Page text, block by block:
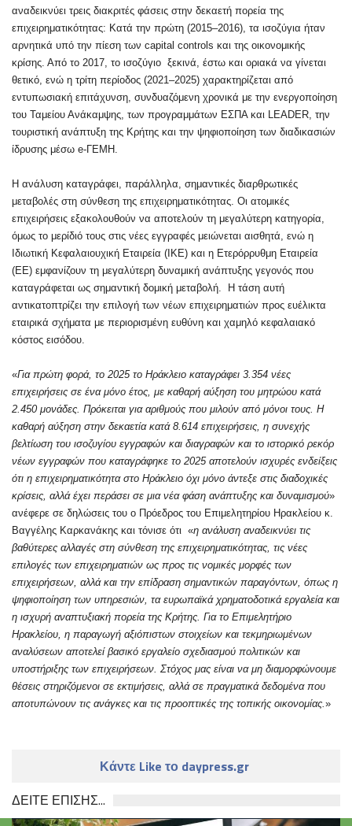
αναδεικνύει τρεις διακριτές φάσεις στην δεκαετή πορεία της
επιχειρηματικότητας: Κατά την πρώτη (2015–2016), τα ισοζύγια ήταν
αρνητικά υπό την πίεση των capital controls και της οικονομικής
κρίσης. Από το 2017, το ισοζύγιο ξεκινά, έστω και οριακά να γίνεται
θετικό, ενώ η τρίτη περίοδος (2021–2025) χαρακτηρίζεται από
εντυπωσιακή επιτάχυνση, συνδυαζόμενη χρονικά με την ενεργοποίηση
του Ταμείου Ανάκαμψης, των προγραμμάτων ΕΣΠΑ και LEADER, την
τουριστική ανάπτυξη της Κρήτης και την ψηφιοποίηση των διαδικασιών
ίδρυσης μέσω e-ΓΕΜΗ.
Η ανάλυση καταγράφει, παράλληλα, σημαντικές διαρθρωτικές
μεταβολές στη σύνθεση της επιχειρηματικότητας. Οι ατομικές
επιχειρήσεις εξακολουθούν να αποτελούν τη μεγαλύτερη κατηγορία,
όμως το μερίδιό τους στις νέες εγγραφές μειώνεται αισθητά, ενώ η
Ιδιωτική Κεφαλαιουχική Εταιρεία (ΙΚΕ) και η Ετερόρρυθμη Εταιρεία
(ΕΕ) εμφανίζουν τη μεγαλύτερη δυναμική ανάπτυξης γεγονός που
καταγράφεται ως σημαντική δομική μεταβολή. Η τάση αυτή
αντικατοπτρίζει την επιλογή των νέων επιχειρηματιών προς ευέλικτα
εταιρικά σχήματα με περιορισμένη ευθύνη και χαμηλό κεφαλαιακό
κόστος εισόδου.
«Για πρώτη φορά, το 2025 το Ηράκλειο καταγράφει 3.354 νέες
επιχειρήσεις σε ένα μόνο έτος, με καθαρή αύξηση του μητρώου κατά
2.450 μονάδες. Πρόκειται για αριθμούς που μιλούν από μόνοι τους. Η
καθαρή αύξηση στην δεκαετία κατά 8.614 επιχειρήσεις, η συνεχής
βελτίωση του ισοζυγίου εγγραφών και διαγραφών και το ιστορικό ρεκόρ
νέων εγγραφών που καταγράφηκε το 2025 αποτελούν ισχυρές ενδείξεις
ότι η επιχειρηματικότητα στο Ηράκλειο όχι μόνο άντεξε στις διαδοχικές
κρίσεις, αλλά έχει περάσει σε μια νέα φάση ανάπτυξης και δυναμισμού»
ανέφερε σε δηλώσεις του ο Πρόεδρος του Επιμελητηρίου Ηρακλείου κ.
Βαγγέλης Καρκανάκης και τόνισε ότι «η ανάλυση αναδεικνύει τις
βαθύτερες αλλαγές στη σύνθεση της επιχειρηματικότητας, τις νέες
επιλογές των επιχειρηματιών ως προς τις νομικές μορφές των
επιχειρήσεων, αλλά και την επίδραση σημαντικών παραγόντων, όπως η
ψηφιοποίηση των υπηρεσιών, τα ευρωπαϊκά χρηματοδοτικά εργαλεία και
η ισχυρή αναπτυξιακή πορεία της Κρήτης. Για το Επιμελητήριο
Ηρακλείου, η παραγωγή αξιόπιστων στοιχείων και τεκμηριωμένων
αναλύσεων αποτελεί βασικό εργαλείο σχεδιασμού πολιτικών και
υποστήριξης των επιχειρήσεων. Στόχος μας είναι να μη διαμορφώνουμε
θέσεις στηριζόμενοι σε εκτιμήσεις, αλλά σε πραγματικά δεδομένα που
αποτυπώνουν τις ανάγκες και τις προοπτικές της τοπικής οικονομίας. »
Κάντε Like το daypress.gr
ΔΕΙΤΕ ΕΠΙΣΗΣ...